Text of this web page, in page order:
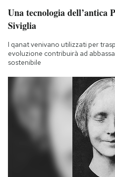
Una tecnologia dell’antica
Siviglia
I qanat venivano utilizzati per
evoluzione contribuirà ad
sostenibile